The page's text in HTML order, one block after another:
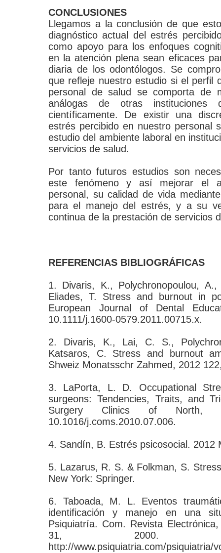
CONCLUSIONES
Llegamos a la conclusión de que
diagnóstico actual del estrés
como apoyo para los enfoques
en la atención plena sean eficaces
diaria de los odontólogos. Se
que refleje nuestro estudio si el perfil
personal de salud se comporta de
análogas de otras instituciones
científicamente. De existir una
estrés percibido en nuestro personal
estudio del ambiente laboral en
servicios de salud.
Por tanto futuros estudios son
este fenómeno y así mejorar el
personal, su calidad de vida
para el manejo del estrés, y a su
continua de la prestación de servicios
REFERENCIAS BIBLIOGRÁFICAS
1. Divaris, K., Polychronopoulou,
Eliades, T. Stress and burnout in
European Journal of Dental
10.1111/j.1600-0579.2011.00715.x.
2. Divaris, K., Lai, C. S.,
Katsaros, C. Stress and burnout
Shweiz Monatsschr Zahmed, 2012
3. LaPorta, L. D. Occupational
surgeons: Tendencies, Traits, and
Surgery Clinics of
10.1016/j.coms.2010.07.006.
4. Sandín, B. Estrés psicosocial. 2012
5. Lazarus, R. S. & Folkman, S.
New York: Springer.
6. Taboada, M. L. Eventos
identificación y manejo en una
Psiquiatría. Com. Revista
31, 2000.
http://www.psiquiatria.com/psiquiatria/